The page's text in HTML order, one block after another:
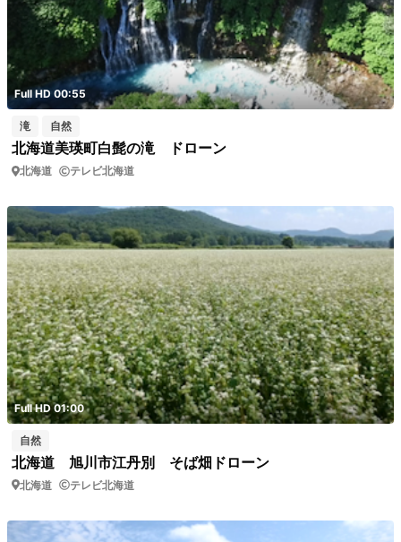
Full HD 00:55
滝 自然
北海道美瑛町白髭の滝 ドローン
北海道 テレビ北海道
Full HD 01:00
自然
北海道 旭川市江丹別 そば畑ドローン
北海道 テレビ北海道